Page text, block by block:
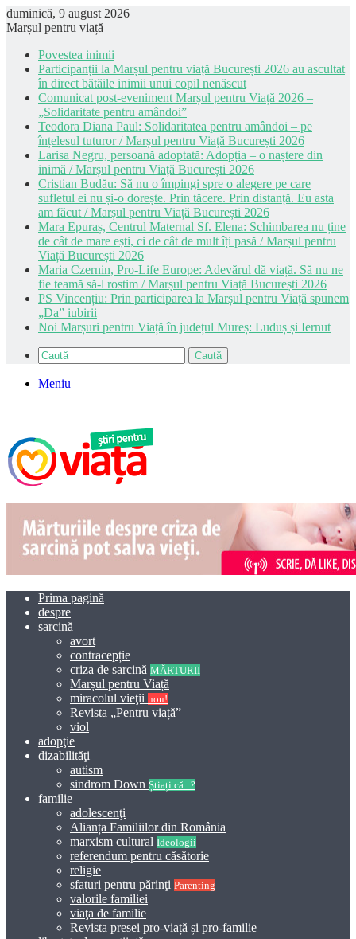
duminică, 9 august 2026
Marșul pentru viață
Povestea inimii
Participanții la Marșul pentru viață București 2026 au ascultat
în direct bătăile inimii unui copil nenăscut
Comunicat post-eveniment Marșul pentru Viață 2026 –
„Solidaritate pentru amândoi”
Teodora Diana Paul: Solidaritatea pentru amândoi – pe
înțelesul tuturor / Marșul pentru Viață București 2026
Larisa Negru, persoană adoptată: Adopția – o naștere din
inimă / Marșul pentru Viață București 2026
Cristian Budău: Să nu o împingi spre o alegere pe care
sufletul ei nu și-o dorește. Prin tăcere. Prin distanță. Eu asta
am făcut / Marșul pentru Viață București 2026
Mara Epuraș, Centrul Maternal Sf. Elena: Schimbarea nu ține
de cât de mare ești, ci de cât de mult îți pasă / Marșul pentru
Viață București 2026
Maria Czernin, Pro-Life Europe: Adevărul dă viață. Să nu ne
fie teamă să-l rostim / Marșul pentru Viață București 2026
PS Vincențiu: Prin participarea la Marșul pentru Viață spunem
„Da” iubirii
Noi Marșuri pentru Viață în județul Mureș: Luduș și Iernut
Caută
Meniu
Prima pagină
despre
sarcină
avort
contracepție
criza de sarcină MĂRTURII
Marșul pentru Viață
miracolul vieţii nou!
Revista „Pentru viață”
viol
adopţie
dizabilităţi
autism
sindrom Down Știați că...?
familie
adolescenţi
Alianța Familiilor din România
marxism cultural Ideologii
referendum pentru căsătorie
religie
sfaturi pentru părinţi Parenting
valorile familiei
viaţa de familie
Revista presei pro-viață și pro-familie